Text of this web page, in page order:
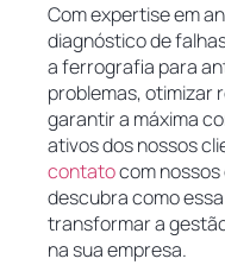
Com expertise em
diagnóstico de
a ferrografia para
problemas, otimizar
garantir a máxima
ativos dos nossos
contatocom
descubra como
transformar a
na sua empresa.